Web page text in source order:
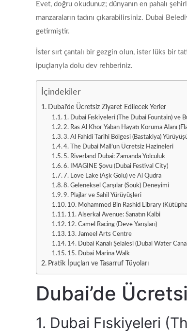
Evet, doğru okudunuz; dünyanın en pahalı
manzaraların tadını çıkarabilirsiniz. Dubai
getirmiştir.
İster sırt çantalı bir gezgin olun, ister lüks bir
ipuçlarıyla dolu dev rehberiniz.
İçindekiler
Dubai’de Ücretsiz Ziyaret Edilecek Yerler
1. Dubai Fıskiyeleri (The Dubai Fountain) ve
2. Ras Al Khor Yaban Hayatı Koruma Alanı
3. Al Fahidi Tarihi Bölgesi (Bastakiya)
4. The Dubai Mall’un Ücretsiz Hazineleri
5. Riverland Dubai: Zamanda Yolculuk
6. IMAGINE Şovu (Dubai Festival City)
7. Love Lake (Aşk Gölü) ve Al Qudra
8. Geleneksel Çarşılar (Souk) Deneyimi
9. Plajlar ve Sahil Yürüyüşleri
10. Mohammed Bin Rashid Library
11. Alserkal Avenue: Sanatın Kalbi
12. Camel Racing (Deve Yarışları)
13. Jameel Arts Centre
14. Dubai Kanalı Şelalesi (Dubai Water
15. Dubai Marina Walk
Pratik İpuçları ve Tasarruf Tüyoları
Dubai’de
1. Dubai Fıskiyeleri